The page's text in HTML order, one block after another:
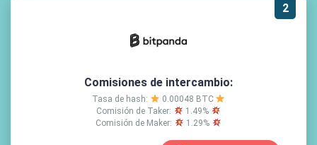
2
Comisiones de intercambio:
Tasa de hash:
0.00048 BTC
Comisión de Taker:
1.49%
Comisión de Maker:
1.29%